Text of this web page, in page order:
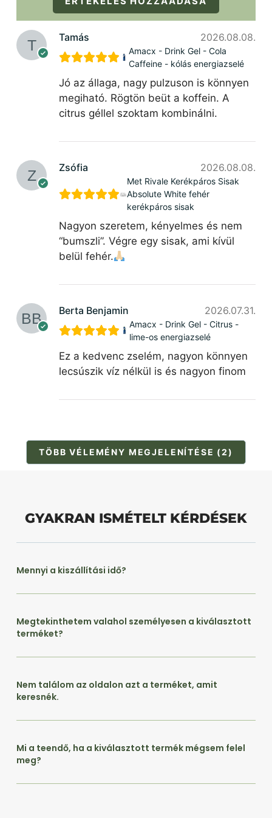
Tamás 2026.08.08.
Amacx - Drink Gel - Cola
Caffeine - kólás energiazselé
Jó az állaga, nagy pulzuson is könnyen
megiható. Rögtön beüt a koffein. A
citrus géllel szoktam kombinálni.
Zsófia 2026.08.08.
Met Rivale Kerékpáros Sisak
Absolute White fehér
kerékpáros sisak
Nagyon szeretem, kényelmes és nem
“bumszli”. Végre egy sisak, ami kívül
belül fehér.
Berta Benjamin 2026.07.31.
Amacx - Drink Gel - Citrus -
lime-os energiazselé
Ez a kedvenc zselém, nagyon könnyen
lecsúszik víz nélkül is és nagyon finom
TÖBB VÉLEMÉNY MEGJELENÍTÉSE (2)
GYAKRAN ISMÉTELT KÉRDÉSEK
Mennyi a kiszállítási idő?
Megtekinthetem valahol személyesen a kiválasztott
terméket?
Nem találom az oldalon azt a terméket, amit
keresnék.
Mi a teendő, ha a kiválasztott termék mégsem felel
meg?